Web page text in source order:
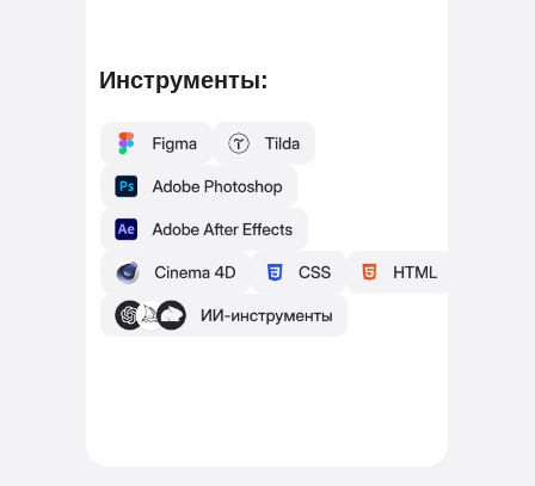
Инструменты: